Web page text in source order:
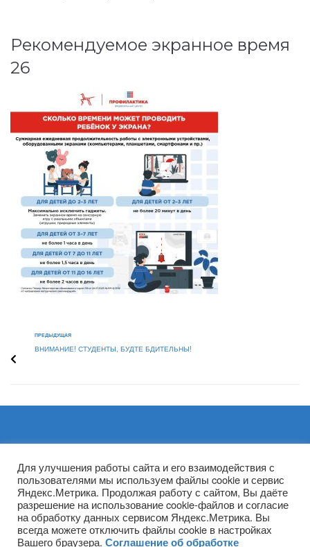
Рекомендуемое экранное время
26
ПРЕДЫДУЩАЯ
ВНИМАНИЕ! СТУДЕНТЫ, БУДТЕ БДИТЕЛЬНЫ!
Архивы
Для улучшения работы сайта и его взаимодействия с
пользователями мы используем файлы cookie и сервис
Яндекс.Метрика. Продолжая работу с сайтом, Вы даёте
разрешение на использование cookie-файлов и согласие
на обработку данных сервисом Яндекс.Метрика. Вы
всегда можете отключить файлы cookie в настройках
Вашего браузера. Соглашение об обработке